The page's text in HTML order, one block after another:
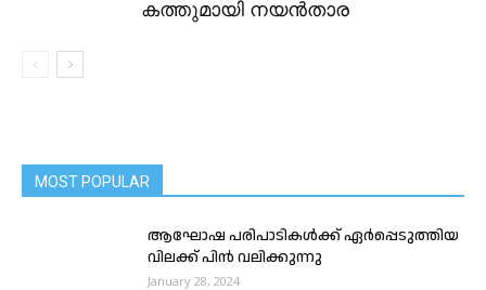
കത്തുമായി നയൻതാര
MOST POPULAR
ആഘോഷ പരിപാടികൾക്ക് ഏർപ്പെടുത്തിയ
വിലക്ക് പിൻ വലിക്കുന്നു
January 28, 2024